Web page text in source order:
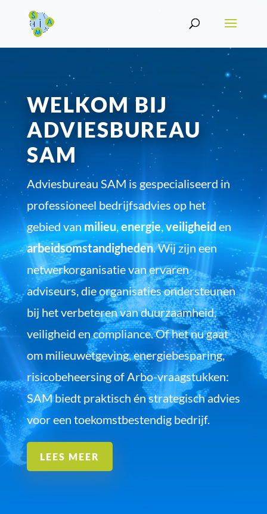
WELKOM BIJ
ADVIESBUREAU
SAM
Adviesbureau SAM is gespecialiseerd in
professioneel bedrijfsadvies op het
gebied vanmilieu,energie,veiligheiden
arbeidsomstandigheden. Wij zijn een
netwerkorganisatie van ervaren
adviseurs, die organisaties ondersteunen
bij het verbeteren van duurzaamheid,
veiligheid en compliance. Of het nu gaat
om milieuwetgeving, energiebesparing,
risicobeheersing of Arbo-vraagstukken:
SAM biedt praktisch én strategisch advies
voor een toekomstbestendig bedrijf.
LEES MEER